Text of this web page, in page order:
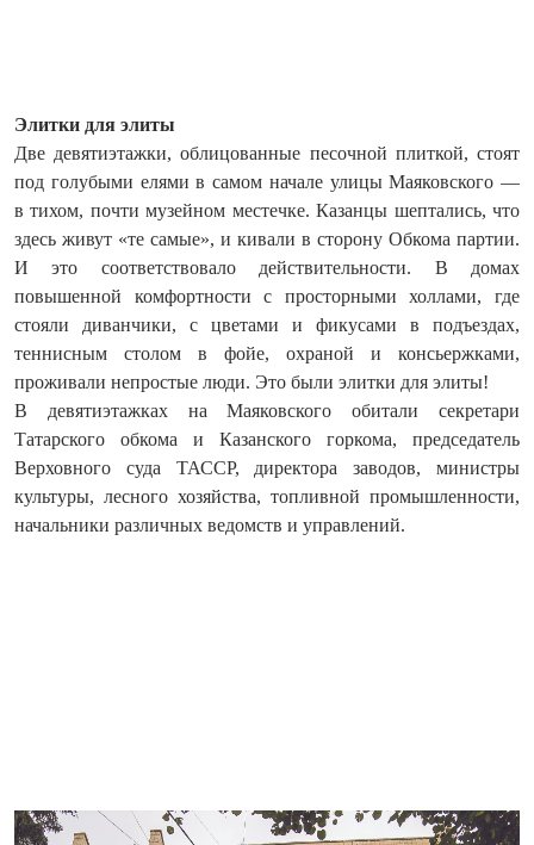
Элитки для элиты
Две девятиэтажки, облицованные песочной плиткой, стоят
под голубыми елями в самом начале улицы Маяковского —
в тихом, почти музейном местечке. Казанцы шептались, что
здесь живут «те самые», и кивали в сторону Обкома партии.
И это соответствовало действительности. В домах
повышенной комфортности с просторными холлами, где
стояли диванчики, с цветами и фикусами в подъездах,
теннисным столом в фойе, охраной и консьержками,
проживали непростые люди. Это были элитки для элиты!
В девятиэтажках на Маяковского обитали секретари
Татарского обкома и Казанского горкома, председатель
Верховного суда ТАССР, директора заводов, министры
культуры, лесного хозяйства, топливной промышленности,
начальники различных ведомств и управлений.